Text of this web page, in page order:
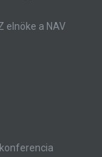
elnöke a NAV